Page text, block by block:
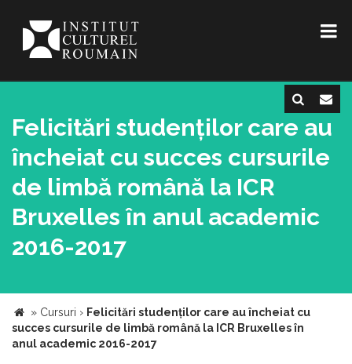
Felicitări studenților care au
încheiat cu succes cursurile
de limbă română la ICR
Bruxelles în anul academic
2016-2017
» Cursuri › Felicitări studenților care au încheiat cu
succes cursurile de limbă română la ICR Bruxelles în
anul academic 2016-2017